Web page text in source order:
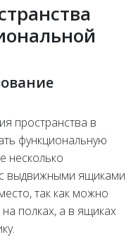
пространства в
функциональную
несколько
выдвижными ящиками
так как можно
полках, а в ящиках